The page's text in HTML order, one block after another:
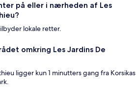
på eller i nærheden af Les
lokale retter.
omkring Les Jardins De
ligger kun 1 minutters gang fra Korsikas